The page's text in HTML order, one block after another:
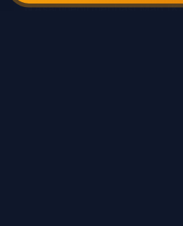
Aşağıdeğirmenbaşı Mah